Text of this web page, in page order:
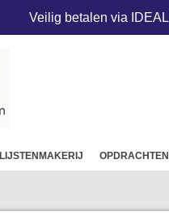
Veilig betalen via IDEAL
LIJSTENMAKERIJ OPDRACHTEN